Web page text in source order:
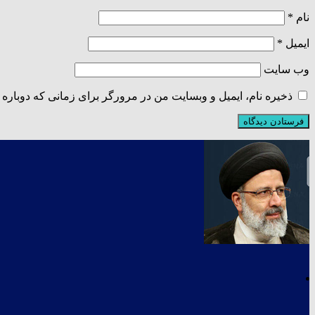
نام *
ایمیل *
وب‌ سایت
ذخیره نام، ایمیل و وبسایت من در مرورگر برای زمانی که